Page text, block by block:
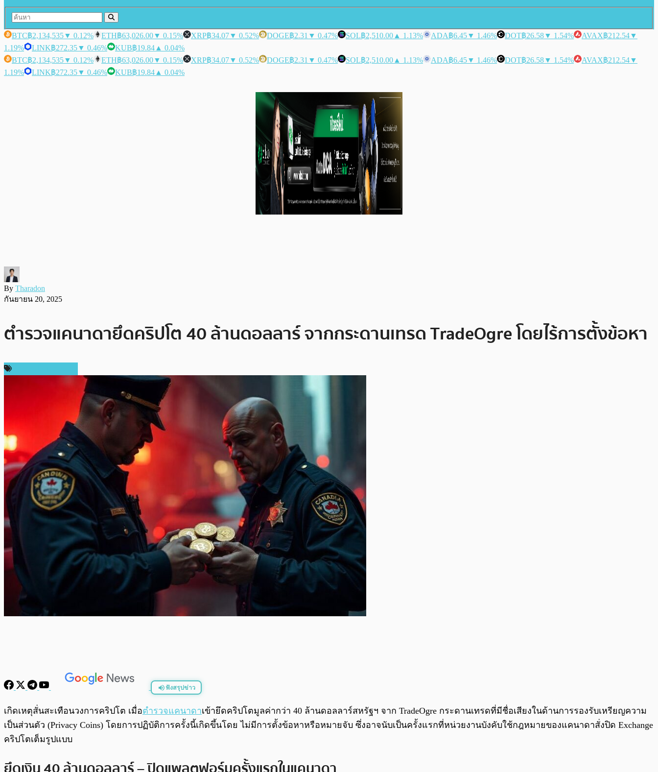
BTC฿2,134,535▼ 0.12% ETH฿63,026.00▼ 0.15% XRP฿34.07▼ 0.52% DOGE฿2.31 ▼ 0.47% SOL฿2,510.00 ▲ 1.13% ADA฿6.45▼ 1.46% DOT฿26.58▼ 1.54% AVAX฿212.54▼
1.19%
LINK฿272.35▼ 0.46% KUB฿19.84 ▲ 0.04%
BTC฿2,134,535▼ 0.12% ETH฿63,026.00▼ 0.15% XRP฿34.07▼ 0.52% DOGE฿2.31 ▼ 0.47% SOL฿2,510.00 ▲ 1.13% ADA฿6.45▼ 1.46% DOT฿26.58▼ 1.54% AVAX฿212.54▼
1.19%
LINK฿272.35▼ 0.46% KUB฿19.84 ▲ 0.04%
By Tharadon
กันยายน 20, 2025
ตำรวจแคนาดายึดคริปโต 40 ล้านดอลลาร์ จากกระดานเทรด TradeOgre โดยไร้การตั้งข้อหา
ฟังสรุปข่าว
พร้อมเล่น 0:00 /0:00
เกิดเหตุสั่นสะเทือนวงการคริปโต เมื่อตำรวจแคนาดาเข้ายึดคริปโตมูลค่ากว่า 40 ล้านดอลลาร์สหรัฐฯ จาก TradeOgre กระดานเทรดที่มีชื่อเสียงในด้านการรองรับเหรียญความ
เป็นส่วนตัว (Privacy Coins) โดยการปฏิบัติการครั้งนี้เกิดขึ้นโดย ไม่มีการตั้งข้อหาหรือหมายจับ ซึ่งอาจนับเป็นครั้งแรกที่หน่วยงานบังคับใช้กฎหมายของแคนาดาสั่งปิด Exchange
คริปโตเต็มรูปแบบ